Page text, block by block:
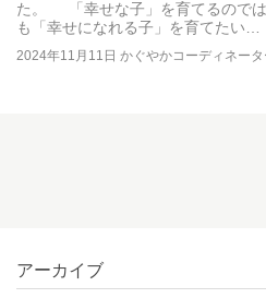
た。 「幸せな子」を育てるのでは
も「幸せになれる子」を育てたい…
2024年11月11日 かぐやかコーディネー
アーカイブ